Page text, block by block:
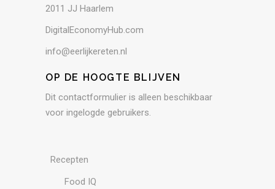
2011 JJ Haarlem
DigitalEconomyHub.com
info@eerlijkereten.nl
OP DE HOOGTE BLIJVEN
Dit contactformulier is alleen beschikbaar
voor ingelogde gebruikers.
Recepten
Food IQ